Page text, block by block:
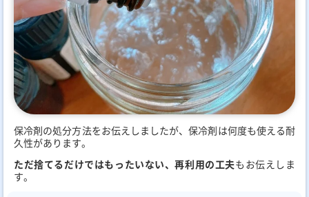
保冷剤の処分方法をお伝えしましたが、保冷剤は何度も使える耐
久性があります。
ただ捨てるだけではもったいない、再利用の工夫もお伝えしま
す。